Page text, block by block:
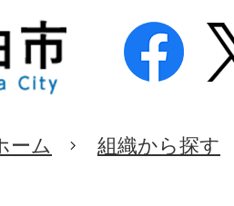
ーム 組織から探す